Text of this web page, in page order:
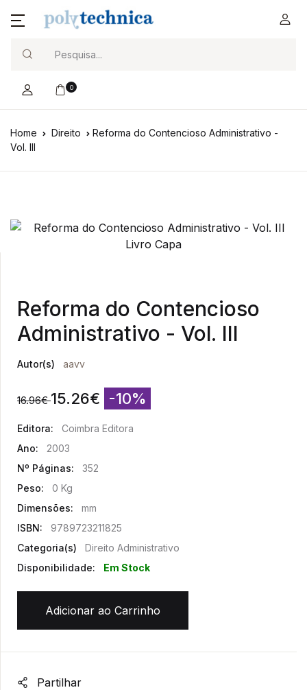
0
Home Direito
Reforma do Contencioso Administrativo -
Vol. III
Reforma do Contencioso
Administrativo - Vol. III
Autor(s) aavv
16.96€ 15.26€ -10%
Editora:
Coimbra Editora
Ano:
2003
Nº Páginas:
352
Peso:
0 Kg
Dimensões:
mm
ISBN:
9789723211825
Categoria(s)
Direito Administrativo
Disponibilidade:
Em Stock
Adicionar ao Carrinho
Partilhar